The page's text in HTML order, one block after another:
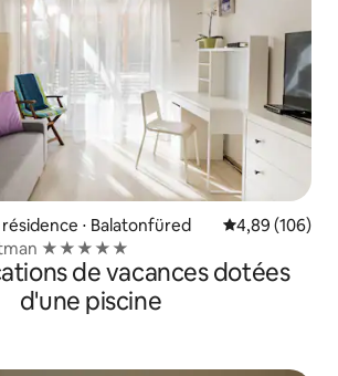
⋅ Balatonfüred Évaluation
4,89 (106)
★★★★★
de vacances dotées
d'une piscine